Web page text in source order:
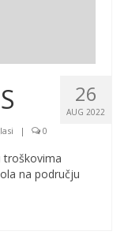
26
AUG 2022
| 0
troškovima
na području